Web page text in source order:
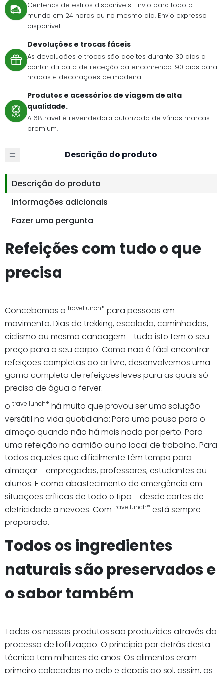
Centenas de estilos disponíveis. Envio para todo o
mundo em 24 horas ou no mesmo dia. Envio expresso
disponível.
Devoluções e trocas fáceis
As devoluções e trocas são aceites durante 30 dias a
contar da data de receção da encomenda. 90 dias para
mapas e decorações de madeira.
Produtos e acessórios de viagem de alta
qualidade.
A 68travel é revendedora autorizada de várias marcas
premium.
Descrição do produto
Descrição do produto
Informações adicionais
Fazer uma pergunta
Refeições com tudo o que
precisa
Concebemos o travellunch® para pessoas em
movimento. Dias de trekking, escalada, caminhadas,
ciclismo ou mesmo canoagem - tudo isto tem o seu
preço para o seu corpo. Como não é fácil encontrar
refeições completas ao ar livre, desenvolvemos uma
gama completa de refeições leves para as quais só
precisa de água a ferver.
o travellunch® há muito que provou ser uma solução
versátil na vida quotidiana: Para uma pausa para o
almoço quando não há mais nada por perto. Para
uma refeição no camião ou no local de trabalho. Para
todos aqueles que dificilmente têm tempo para
almoçar - empregados, professores, estudantes ou
alunos. E como abastecimento de emergência em
situações críticas de todo o tipo - desde cortes de
eletricidade a nevões. Com travellunch® está sempre
preparado.
Todos os ingredientes
naturais são preservados e
o sabor também
Todos os nossos produtos são produzidos através do
processo de liofilização. O princípio por detrás desta
técnica tem milhares de anos: Os alimentos eram
primeiro colocados no gelo e depois ao sol, assim, os